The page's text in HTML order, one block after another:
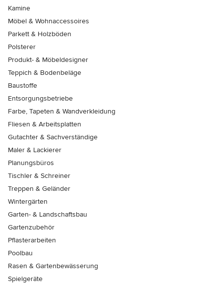
Kamine
Möbel & Wohnaccessoires
Parkett & Holzböden
Polsterer
Produkt- & Möbeldesigner
Teppich & Bodenbeläge
Baustoffe
Entsorgungsbetriebe
Farbe, Tapeten & Wandverkleidung
Fliesen & Arbeitsplatten
Gutachter & Sachverständige
Maler & Lackierer
Planungsbüros
Tischler & Schreiner
Treppen & Geländer
Wintergärten
Garten- & Landschaftsbau
Gartenzubehör
Pflasterarbeiten
Poolbau
Rasen & Gartenbewässerung
Spielgeräte